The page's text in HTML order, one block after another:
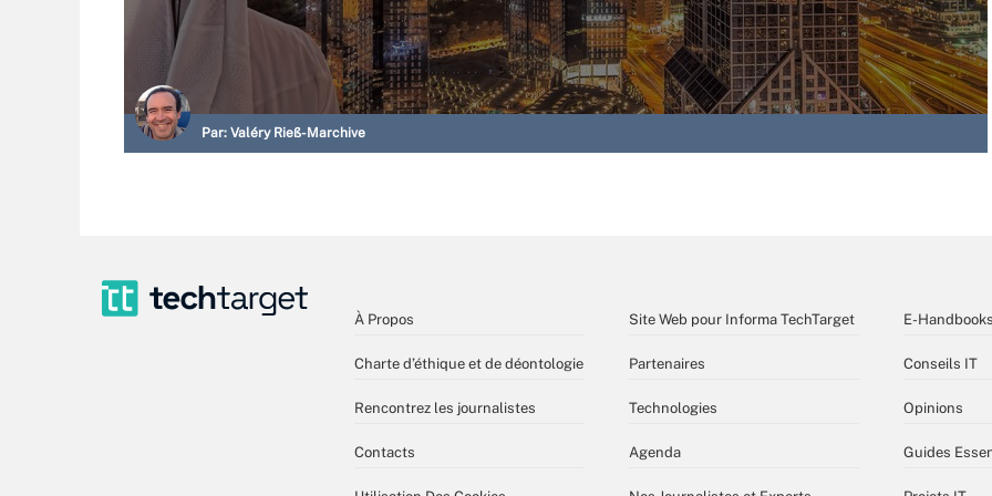
Par: Valéry Rieß-Marchive
À Propos
Charte d’éthique et de déontologie
Rencontrez les journalistes
Contacts
Site Web pour Informa TechTarget
Partenaires
Technologies
Agenda
E-Handbooks
Conseils IT
Opinions
Guides